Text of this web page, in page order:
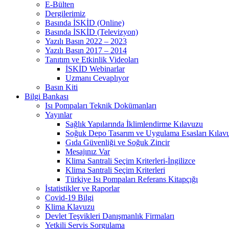
E-Bülten
Dergilerimiz
Basında İSKİD (Online)
Basında İSKİD (Televizyon)
Yazılı Basın 2022 – 2023
Yazılı Basın 2017 – 2014
Tanıtım ve Etkinlik Videoları
İSKİD Webinarlar
Uzmanı Cevaplıyor
Basın Kiti
Bilgi Bankası
Isı Pompaları Teknik Dokümanları
Yayınlar
Sağlık Yapılarında İklimlendirme Kılavuzu
Soğuk Depo Tasarım ve Uygulama Esasları
Gıda Güvenliği ve Soğuk Zincir
Mesajınız Var
Klima Santrali Seçim Kriterleri-İngilizce
Klima Santrali Seçim Kriterleri
Türkiye Isı Pompaları Referans Kitapçığı
İstatistikler ve Raporlar
Covid-19 Bilgi
Klima Klavuzu
Devlet Teşvikleri Danışmanlık Firmaları
Yetkili Servis Sorgulama